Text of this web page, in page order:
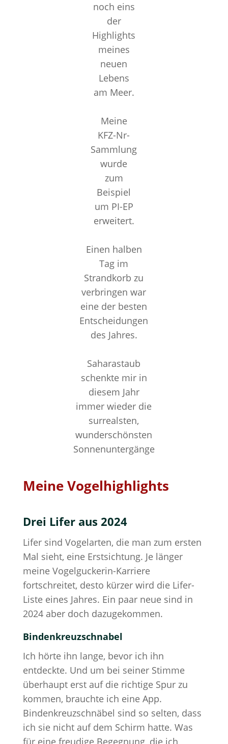
noch eins
der
Highlights
meines
neuen
Lebens
am Meer.
Meine
KFZ-Nr-
Sammlung
wurde
zum
Beispiel
um PI-EP
erweitert.
Einen halben
Tag im
Strandkorb zu
verbringen war
eine der besten
Entscheidungen
des Jahres.
Saharastaub
schenkte mir in
diesem Jahr
immer wieder die
surrealsten,
wunderschönsten
Sonnenuntergänge
Meine Vogelhighlights
Drei Lifer aus 2024
Lifer sind Vogelarten, die man zum ersten
Mal sieht, eine Erstsichtung. Je länger
meine Vogelguckerin-Karriere
fortschreitet, desto kürzer wird die Lifer-
Liste eines Jahres. Ein paar neue sind in
2024 aber doch dazugekommen.
Bindenkreuzschnabel
Ich hörte ihn lange, bevor ich ihn
entdeckte. Und um bei seiner Stimme
überhaupt erst auf die richtige Spur zu
kommen, brauchte ich eine App.
Bindenkreuzschnäbel sind so selten, dass
ich sie nicht auf dem Schirm hatte. Was